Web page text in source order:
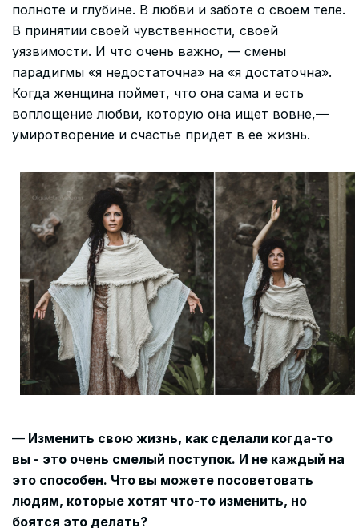
полноте и глубине. В любви и заботе о своем теле.
В принятии своей чувственности, своей
уязвимости. И что очень важно, — смены
парадигмы «я недостаточна» на «я достаточна».
Когда женщина поймет, что она сама и есть
воплощение любви, которую она ищет вовне,—
умиротворение и счастье придет в ее жизнь.
— Изменить свою жизнь, как сделали когда-то
вы - это очень смелый поступок. И не каждый на
это способен. Что вы можете посоветовать
людям, которые хотят что-то изменить, но
боятся это делать?